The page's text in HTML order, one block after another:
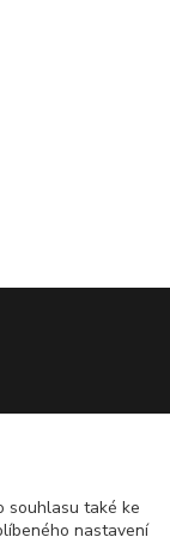
souhlasu také ke
nastavení